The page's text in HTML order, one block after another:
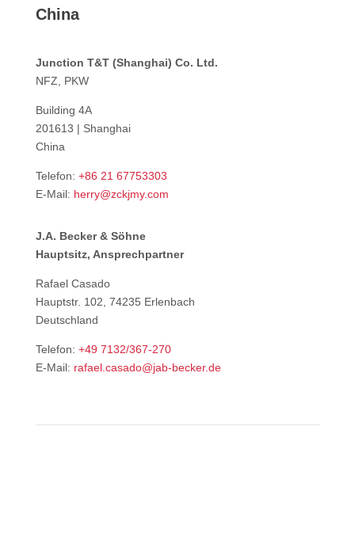
China
Junction T&T (Shanghai) Co. Ltd.
NFZ, PKW
Building 4A
201613 | Shanghai
China
Telefon: +86 21 67753303
E-Mail: herry@zckjmy.com
J.A. Becker & Söhne
Hauptsitz, Ansprechpartner
Rafael Casado
Hauptstr. 102, 74235 Erlenbach
Deutschland
Telefon: +49 7132/367-270
E-Mail: rafael.casado@jab-becker.de